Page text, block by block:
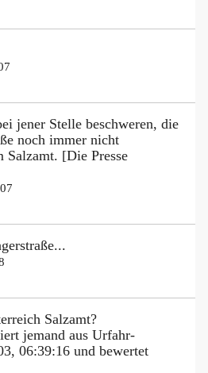
jener Stelle beschweren, die
noch immer nicht
Salzamt. [Die Presse
Salzamt?
jemand aus Urfahr-
06:39:16 und bewertet